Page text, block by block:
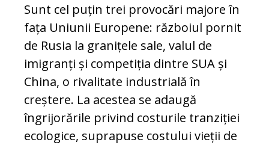
Sunt cel puțin trei provocări majore în
fața Uniunii Europene: războiul pornit
de Rusia la granițele sale, valul de
imigranți și competiția dintre SUA și
China, o rivalitate industrială în
creștere. La acestea se adaugă
îngrijorările privind costurile tranziției
ecologice, suprapuse costului vieții de